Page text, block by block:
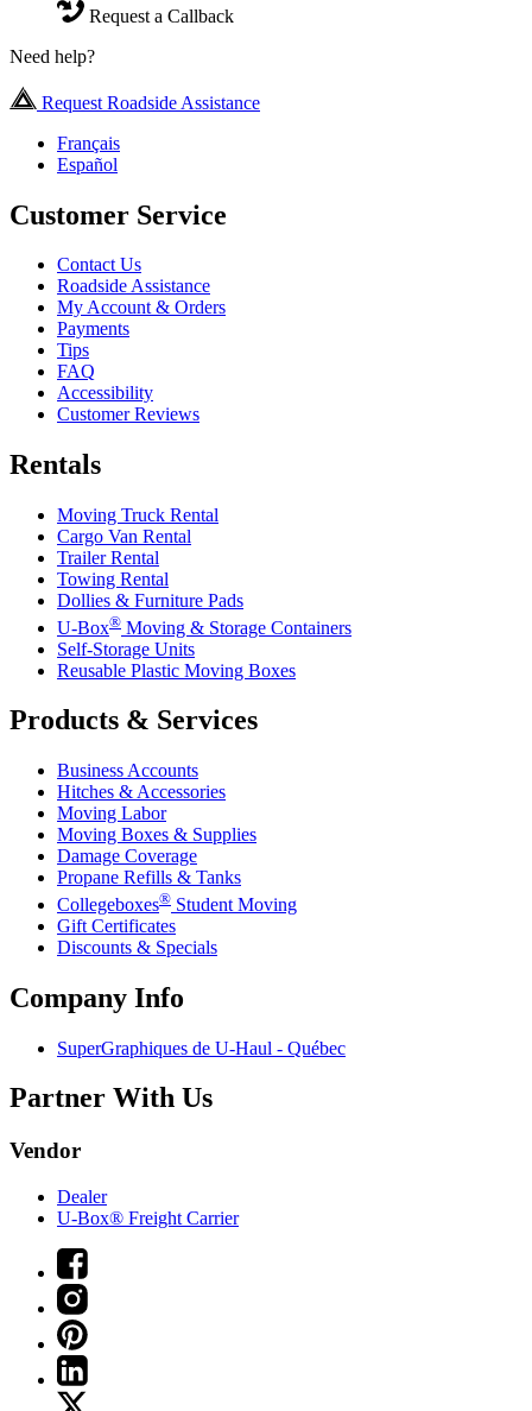
Request a Callback
Need help?
Request Roadside Assistance
Français
Español
Customer Service
Contact Us
Roadside Assistance
My Account & Orders
Payments
Tips
FAQ
Accessibility
Customer Reviews
Rentals
Moving Truck Rental
Cargo Van Rental
Trailer Rental
Towing Rental
Dollies & Furniture Pads
U-Box® Moving & Storage Containers
Self-Storage Units
Reusable Plastic Moving Boxes
Products & Services
Business Accounts
Hitches & Accessories
Moving Labor
Moving Boxes & Supplies
Damage Coverage
Propane Refills & Tanks
Collegeboxes® Student Moving
Gift Certificates
Discounts & Specials
Company Info
SuperGraphiques de U-Haul - Québec
Partner With Us
Vendor
Dealer
U-Box® Freight Carrier